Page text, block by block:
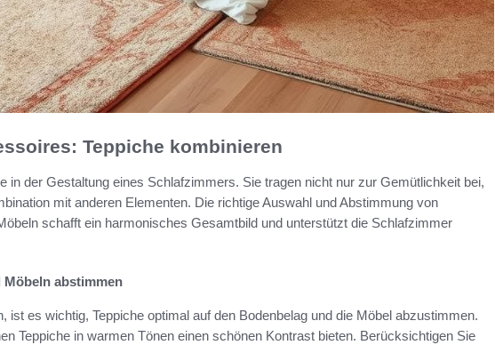
Teppiche kombinieren
in der Gestaltung eines Schlafzimmers. Sie tragen nicht nur zur Gemütlichkeit bei,
mit anderen Elementen. Die richtige Auswahl und Abstimmung von
schafft ein harmonisches Gesamtbild und unterstützt die Schlafzimmer
Möbeln abstimmen
ist es wichtig, Teppiche optimal auf den Bodenbelag und die Möbel abzustimmen.
Teppiche in warmen Tönen einen schönen Kontrast bieten. Berücksichtigen Sie